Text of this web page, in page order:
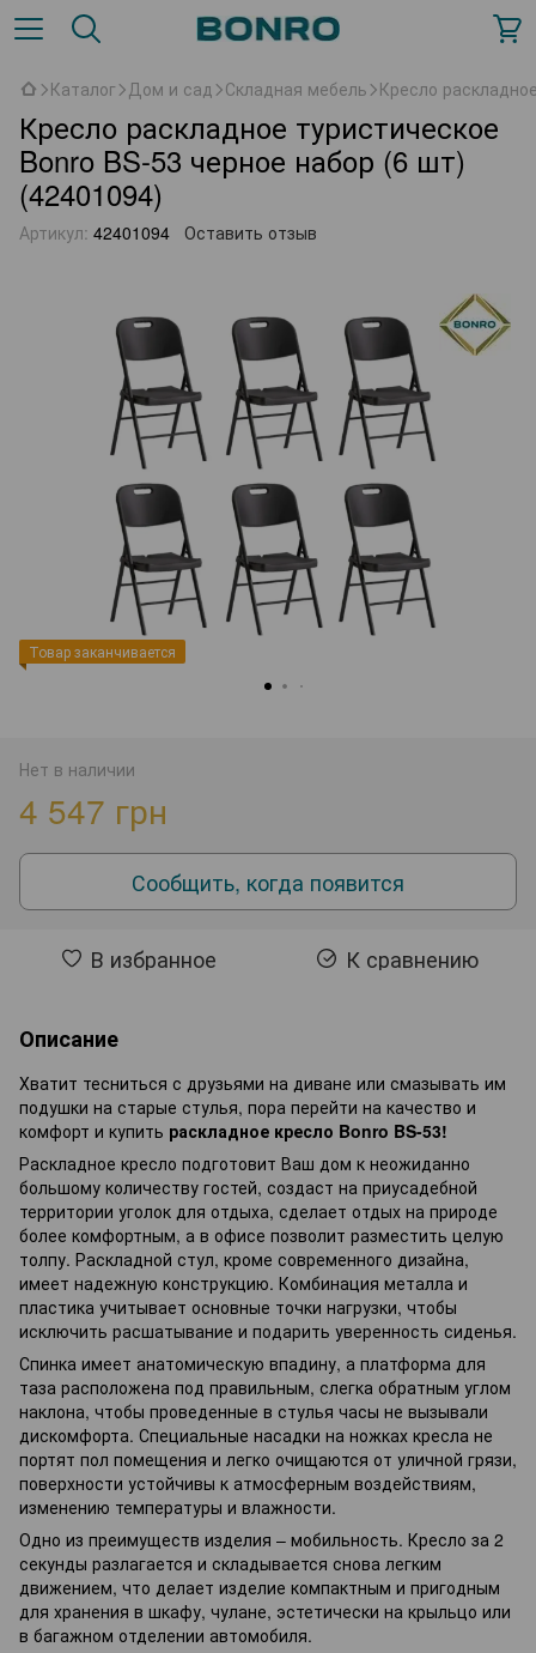
Каталог Дом и сад Складная мебель Кресло
Кресло раскладное туристическое
Bonro BS-53 черное набор (6 шт)
(42401094)
Артикул: 42401094 Оставить отзыв
Товар заканчивается
Нет в наличии
4 547 грн
Сообщить, когда появится
В избранное К сравнению
Описание
Хватит тесниться с друзьями на диване или смазывать им
подушки на старые стулья, пора перейти на качество и
комфорт и купить раскладное кресло Bonro BS-53!
Раскладное кресло подготовит Ваш дом к неожиданно
большому количеству гостей, создаст на приусадебной
территории уголок для отдыха, сделает отдых на природе
более комфортным, а в офисе позволит разместить целую
толпу. Раскладной стул, кроме современного дизайна,
имеет надежную конструкцию. Комбинация металла и
пластика учитывает основные точки нагрузки, чтобы
исключить расшатывание и подарить уверенность сиденья.
Спинка имеет анатомическую впадину, а платформа для
таза расположена под правильным, слегка обратным углом
наклона, чтобы проведенные в стулья часы не вызывали
дискомфорта. Специальные насадки на ножках кресла не
портят пол помещения и легко очищаются от уличной грязи,
поверхности устойчивы к атмосферным воздействиям,
изменению температуры и влажности.
Одно из преимуществ изделия – мобильность. Кресло за 2
секунды разлагается и складывается снова легким
движением, что делает изделие компактным и пригодным
для хранения в шкафу, чулане, эстетически на крыльцо или
в багажном отделении автомобиля.